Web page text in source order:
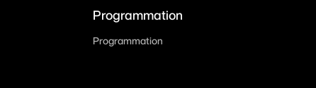
Programmation
Programmation